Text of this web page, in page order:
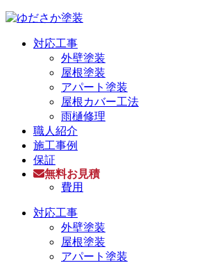
対応工事
外壁塗装
屋根塗装
アパート塗装
屋根カバー工法
雨樋修理
職人紹介
施工事例
保証
無料お見積
費用
対応工事
外壁塗装
屋根塗装
アパート塗装